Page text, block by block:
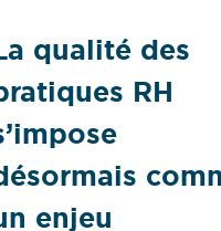
qualité des
RH
enjeu